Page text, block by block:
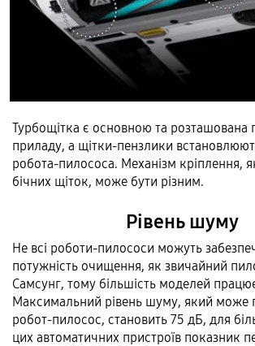
Турбощітка є основною та розташована
приладу, а щітки-пензлики
робота-пилососа. Механізм кріплення, як
бічних щіток, може бути різним.
Рівень шуму
Не всі роботи-пилососи можуть
потужність очищення, як звичайний
Самсунг, тому більшість моделей
Максимальний рівень шуму, який може
робот-пилосос, становить 75 дБ, для
цих автоматичних пристроїв показник